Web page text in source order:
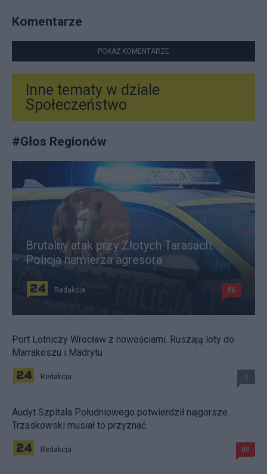
Komentarze
POKAŻ KOMENTARZE
Inne tematy w dziale
Społeczeństwo
#Głos Regionów
Brutalny atak przy Złotych Tarasach.
Policja namierza agresora
Redakcja 86
Port Lotniczy Wrocław z nowościami. Ruszają loty do
Marrakeszu i Madrytu
Redakcja 1
Audyt Szpitala Południowego potwierdził najgorsze.
Trzaskowski musiał to przyznać
Redakcja 80